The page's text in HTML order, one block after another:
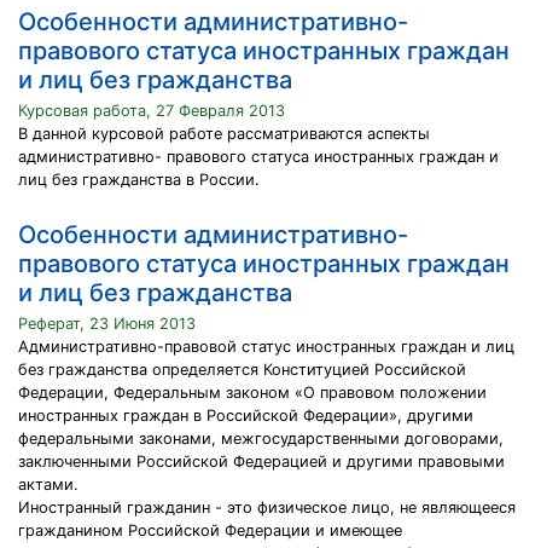
Особенности административно-
правового статуса иностранных граждан
и лиц без гражданства
Курсовая работа, 27 Февраля 2013
В данной курсовой работе рассматриваются аспекты
административно- правового статуса иностранных граждан и
лиц без гражданства в России.
Особенности административно-
правового статуса иностранных граждан
и лиц без гражданства
Реферат, 23 Июня 2013
Административно-правовой статус иностранных граждан и лиц
без гражданства определяется Конституцией Российской
Федерации, Федеральным законом «О правовом положении
иностранных граждан в Российской Федерации», другими
федеральными законами, межгосударственными договорами,
заключенными Российской Федерацией и другими правовыми
актами.
Иностранный гражданин - это физическое лицо, не являющееся
гражданином Российской Федерации и имеющее